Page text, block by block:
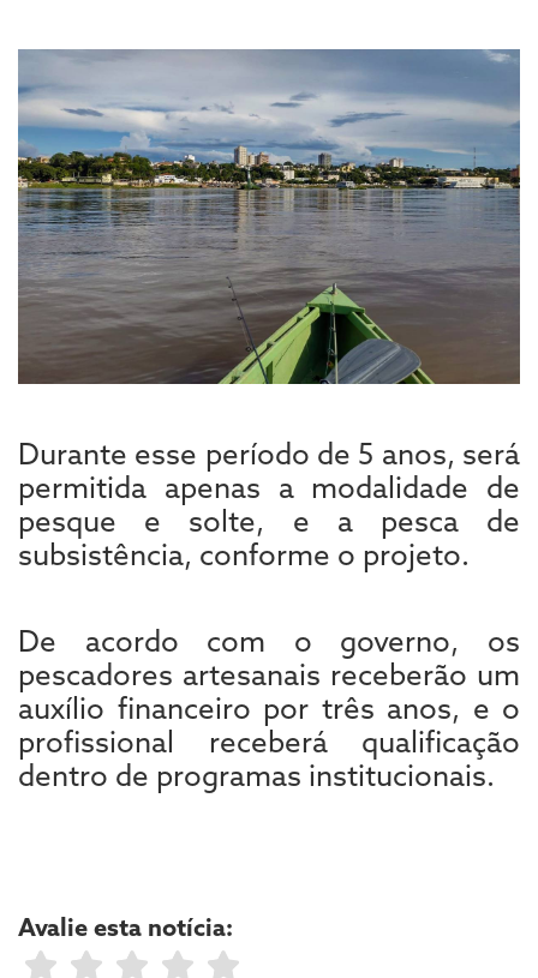
Durante esse período de 5 anos, será
permitida apenas a modalidade de
pesque e solte, e a pesca de
subsistência, conforme o projeto.
De acordo com o governo, os
pescadores artesanais receberão um
auxílio financeiro por três anos, e o
profissional receberá qualificação
dentro de programas institucionais.
Avalie esta notícia: